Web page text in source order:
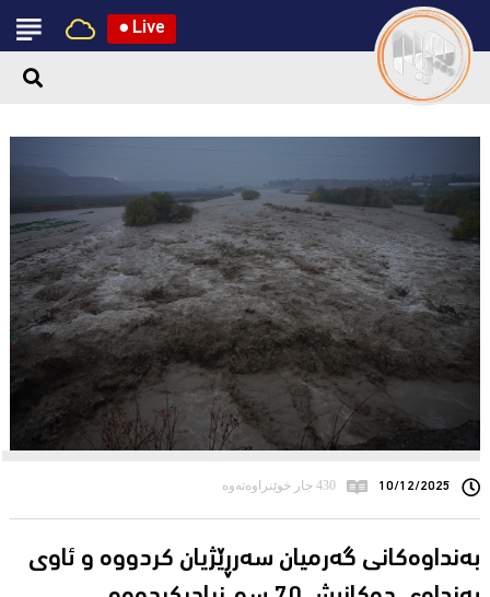
● Live
10/12/2025 430 جار خوێنراوەتەوە
به‌نداوه‌كانی گه‌رمیان سه‌رڕێژیان كردووه‌ و ئاوی